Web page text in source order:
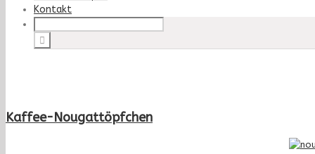
Kontakt
Kaffee-Nougattöpfchen